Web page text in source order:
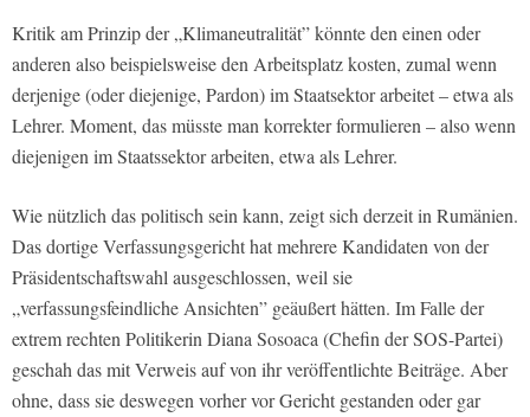
Kritik am Prinzip der „Klimaneutralität” könnte den einen oder
anderen also beispielsweise den Arbeitsplatz kosten, zumal wenn
derjenige (oder diejenige, Pardon) im Staatsektor arbeitet – etwa als
Lehrer. Moment, das müsste man korrekter formulieren – also wenn
diejenigen im Staatssektor arbeiten, etwa als Lehrer.
Wie nützlich das politisch sein kann, zeigt sich derzeit in Rumänien.
Das dortige Verfassungsgericht hat mehrere Kandidaten von der
Präsidentschaftswahl ausgeschlossen, weil sie
„verfassungsfeindliche Ansichten” geäußert hätten. Im Falle der
extrem rechten Politikerin Diana Sosoaca (Chefin der SOS-Partei)
geschah das mit Verweis auf von ihr veröffentlichte Beiträge. Aber
ohne, dass sie deswegen vorher vor Gericht gestanden oder gar